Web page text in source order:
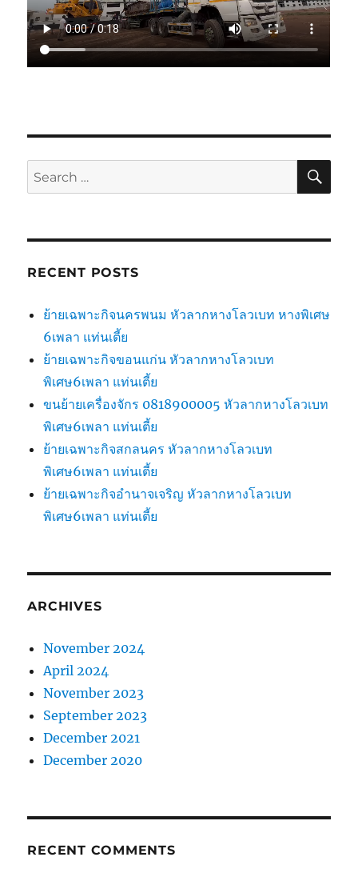
Search
for:
RECENT POSTS
ย้ายเฉพาะกิจนครพนม หัวลากหางโลวเบท หางพิเศษ
6เพลา แท่นเตี้ย
ย้ายเฉพาะกิจขอนแก่น หัวลากหางโลวเบท
พิเศษ6เพลา แท่นเตี้ย
ขนย้ายเครื่องจักร 0818900005 หัวลากหางโลวเบท
พิเศษ6เพลา แท่นเตี้ย
ย้ายเฉพาะกิจสกลนคร หัวลากหางโลวเบท
พิเศษ6เพลา แท่นเตี้ย
ย้ายเฉพาะกิจอำนาจเจริญ หัวลากหางโลวเบท
พิเศษ6เพลา แท่นเตี้ย
ARCHIVES
November 2024
April 2024
November 2023
September 2023
December 2021
December 2020
RECENT COMMENTS